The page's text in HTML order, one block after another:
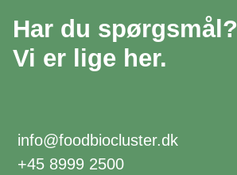
Har du spørgsmål?
Vi er lige her.
info@foodbiocluster.dk
+45 8999 2500